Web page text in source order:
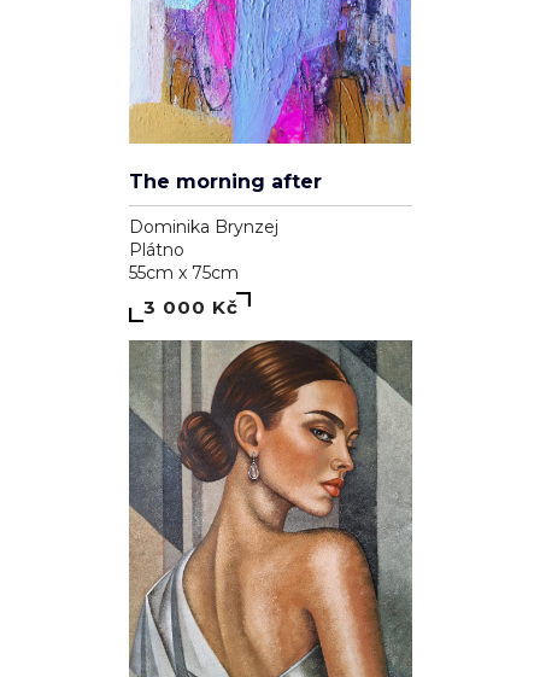
The morning after
Dominika Brynzej
Plátno
55cm x 75cm
3 000 Kč